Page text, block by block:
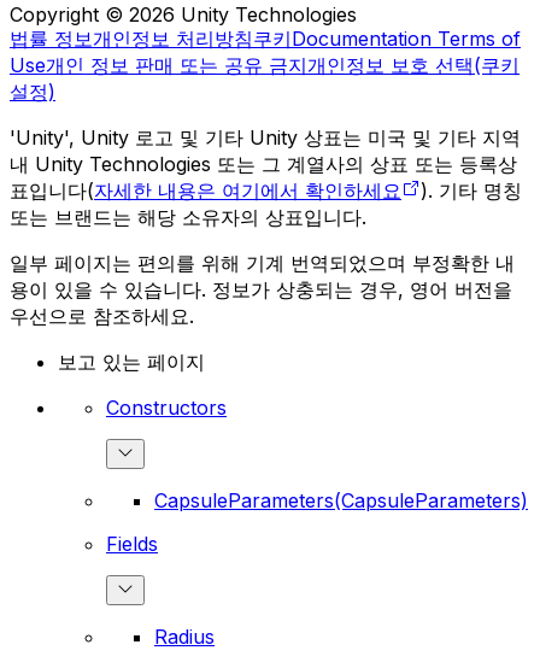
Copyright © 2026 Unity Technologies
법률 정보개인정보 처리방침쿠키Documentation Terms of
Use개인 정보 판매 또는 공유 금지개인정보 보호 선택(쿠키
설정)
'Unity', Unity 로고 및 기타 Unity 상표는 미국 및 기타 지역
내 Unity Technologies 또는 그 계열사의 상표 또는 등록상
표입니다(자세한 내용은 여기에서 확인하세요
). 기타 명칭
또는 브랜드는 해당 소유자의 상표입니다.
일부 페이지는 편의를 위해 기계 번역되었으며 부정확한 내
용이 있을 수 있습니다. 정보가 상충되는 경우, 영어 버전을
우선으로 참조하세요.
보고 있는 페이지
Constructors
CapsuleParameters(CapsuleParameters)
Fields
Radius